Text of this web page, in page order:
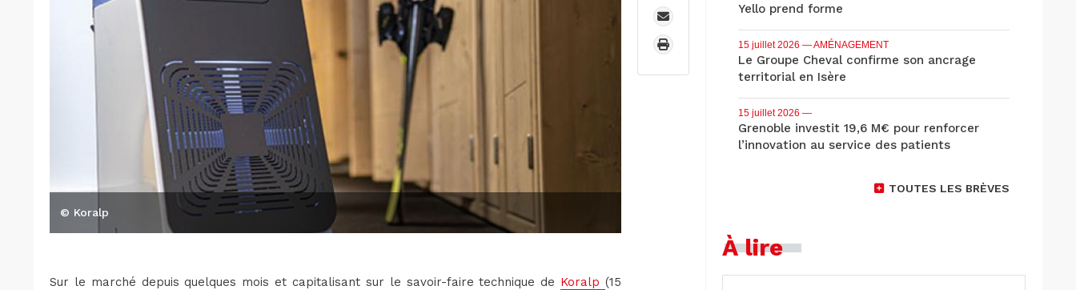
© Koralp
Sur le marché depuis quelques mois et capitalisant sur le savoir-faire technique de Koralp(15
Yello prend forme
15 juillet 2026 — AMÉNAGEMENT
Le Groupe Cheval confirme son ancrage
territorial en Isère
15 juillet 2026 —
Grenoble investit 19,6 M€ pour renforcer
l’innovation au service des patients
TOUTES LES BRÈVES
À lire